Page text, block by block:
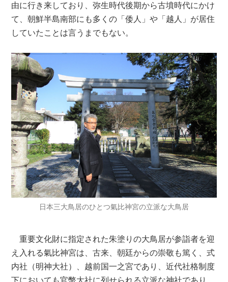
由に行き来しており、弥生時代後期から古墳時代にかけ
て、朝鮮半島南部にも多くの「倭人」や「越人」が居住
していたことは言うまでもない。
日本三大鳥居のひとつ氣比神宮の立派な大鳥居
重要文化財に指定された朱塗りの大鳥居が参詣者を迎
え入れる氣比神宮は、古来、朝廷からの崇敬も篤く、式
内社（明神大社）、越前国一之宮であり、近代社格制度
下においても官幣大社に列せられる立派な神社であり、